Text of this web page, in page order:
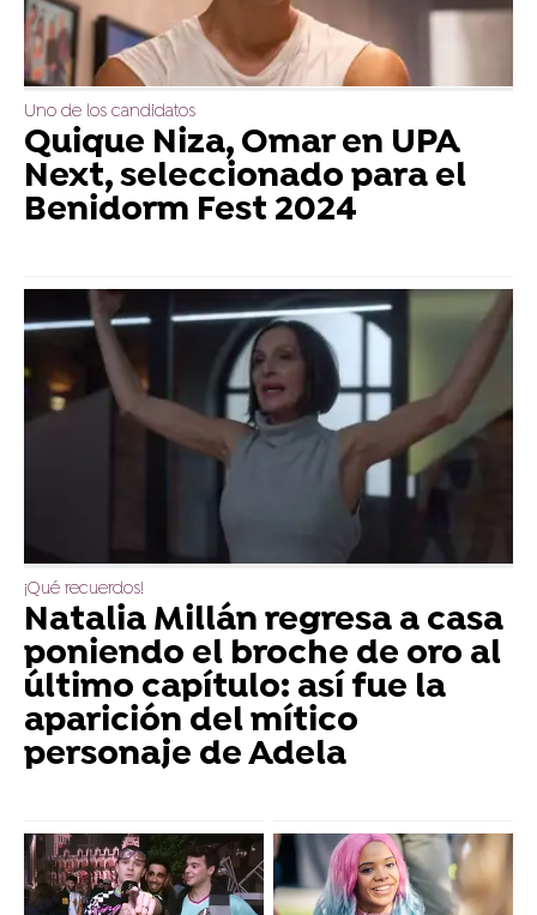
Uno de los candidatos
Quique Niza, Omar en UPA
Next, seleccionado para el
Benidorm Fest 2024
¡Qué recuerdos!
Natalia Millán regresa a casa
poniendo el broche de oro al
último capítulo: así fue la
aparición del mítico
personaje de Adela